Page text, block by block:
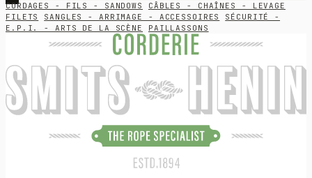
CORDAGES - FILS - SANDOWS
CÂBLES - CHAÎNES - LEVAGE
FILETS
SANGLES - ARRIMAGE - ACCESSOIRES
SÉCURITÉ -
E.P.I. - ARTS DE LA SCÈNE
PAILLASSONS